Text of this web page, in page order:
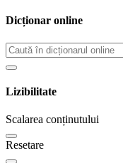
Dicționar online
Lizibilitate
Scalarea conținutului
Resetare